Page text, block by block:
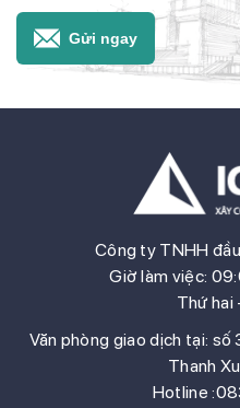
Gửi ngay
Công ty TNHH
Giờ làm việc:
Thứ hai
Văn phòng giao dịch tại:
Thanh
Hotline